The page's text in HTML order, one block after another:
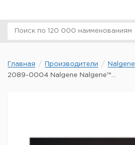
Главная Производители
Nalgene
2089-0004 Nalgene Nalgene™...